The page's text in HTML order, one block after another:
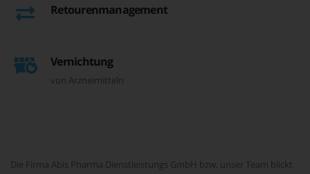
Retourenmanagement
Vernichtung
von Arzneimitteln
Die Firma Abis Pharma Dienstleistungs GmbH bzw. unser Team blickt